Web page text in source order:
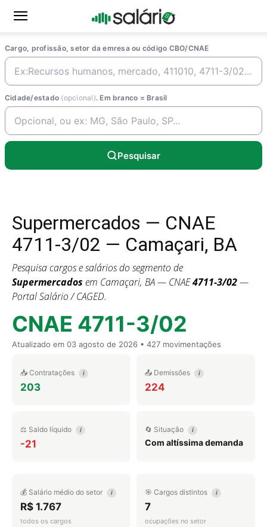
Cargo, profissão, setor da emresa ou código CBO/CNAE
Cidade/estado (opcional). Em branco = Brasil
Pesquisar
Supermercados — CNAE
4711-3/02 — Camaçari, BA
Pesquisa cargos e salários do segmento de
Supermercados em Camaçari, BA — CNAE4711-3/02—
Portal Salário / CAGED.
CNAE 4711-3/02
Atualizado em 03 agosto de 2026 • 427 movimentações
📥 Contratações i
203
📤 Demissões i
224
⚖️ Saldo líquido i
-21
🔄 Situação i
Com altíssima demanda
💰 Salário médio do setor i
R$ 1.767
todos os cargos
🎯 Cargos distintos i
7
ocupações no setor